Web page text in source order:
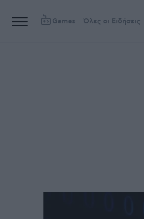
Games Όλες οι Ειδήσεις